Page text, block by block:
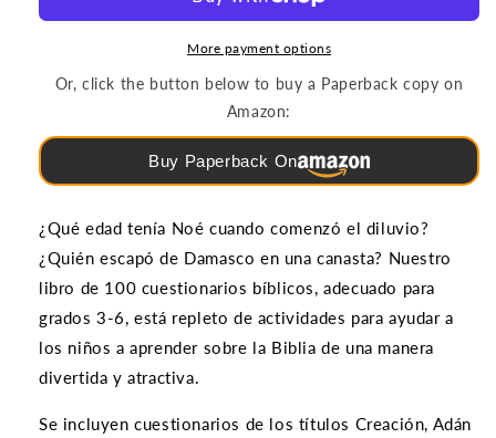
100
(grados
6)
100
Cuestionarios
(grados
6)
More payment options
Or, click the button below to buy a Paperback copy on
Amazon:
Buy Paperback On
¿Qué edad tenía Noé cuando comenzó el diluvio?
¿Quién escapó de Damasco en una canasta? Nuestro
libro de 100 cuestionarios bíblicos, adecuado para
grados 3-6, está repleto de actividades para ayudar a
los niños a aprender sobre la Biblia de una manera
divertida y atractiva.
Se incluyen cuestionarios de los títulos Creación, Adán